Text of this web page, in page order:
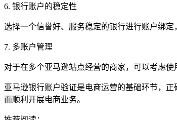
6. 银行账户的稳定性
选择一个信誉好、服务稳定的银行进行账户绑定
7. 多账户管理
对于在多个亚马逊站点经营的商家，可以考虑使
亚马逊银行账户验证是电商运营的基础环节，
而顺利开展电商业务。